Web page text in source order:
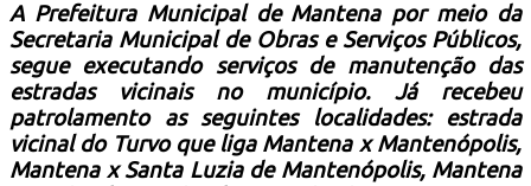
A Prefeitura Municipal de Mantena por meio da
Secretaria Municipal de Obras e Serviços Públicos,
segue executando serviços de manutenção das
estradas vicinais no município. Já recebeu
patrolamento as seguintes localidades: estrada
vicinal do Turvo que liga Mantena x Mantenópolis,
Mantena x Santa Luzia de Mantenópolis, Mantena